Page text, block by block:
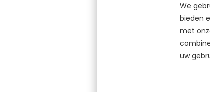
We
bieden
met
uw
Die stabiliteit is ook
klant. Onze klanten
partner die er over